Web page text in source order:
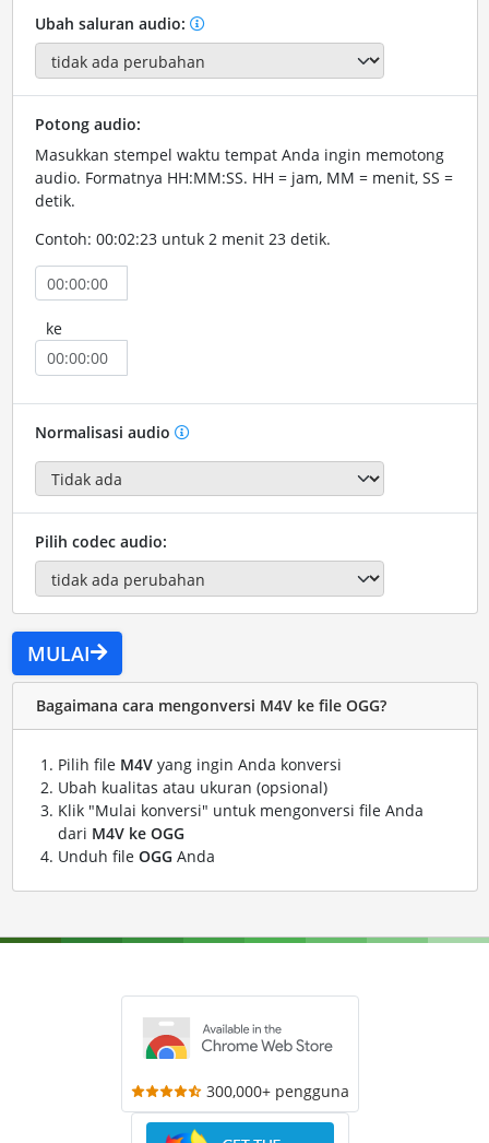
Ubah saluran audio:
Potong audio:
Masukkan stempel waktu tempat Anda ingin memotong
audio. Formatnya HH:MM:SS. HH = jam, MM = menit, SS =
detik.
Contoh: 00:02:23 untuk 2 menit 23 detik.
ke
Normalisasi audio
Pilih codec audio:
MULAI
Bagaimana cara mengonversi M4V ke file OGG?
Pilih file M4Vyang ingin Anda konversi
Ubah kualitas atau ukuran (opsional)
Klik "Mulai konversi" untuk mengonversi file Anda
dari M4V ke OGG
Unduh file OGG Anda
300,000+ pengguna